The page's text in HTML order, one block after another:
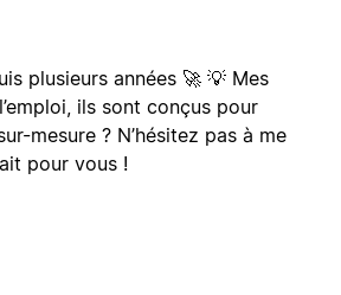
plusieurs années 🚀 💡 Mes
ils sont conçus pour
mesure ? N’hésitez pas à me
pour vous !